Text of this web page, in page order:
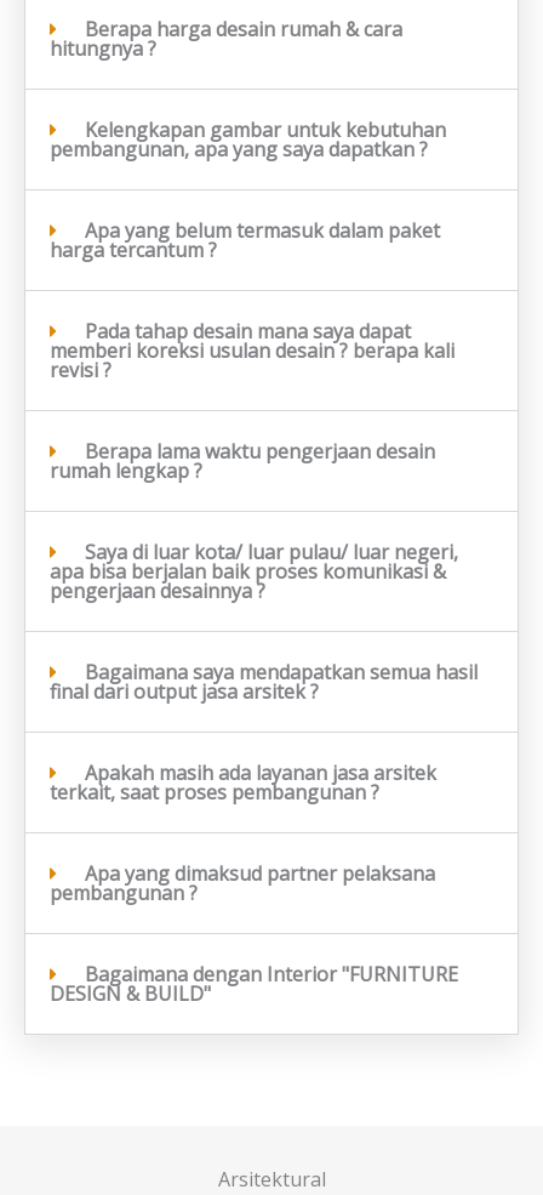
Berapa harga desain rumah & cara
hitungnya ?
Kelengkapan gambar untuk kebutuhan
pembangunan, apa yang saya dapatkan ?
Apa yang belum termasuk dalam paket
harga tercantum ?
Pada tahap desain mana saya dapat
memberi koreksi usulan desain ? berapa kali
revisi ?
Berapa lama waktu pengerjaan desain
rumah lengkap ?
Saya di luar kota/ luar pulau/ luar negeri,
apa bisa berjalan baik proses komunikasi &
pengerjaan desainnya ?
Bagaimana saya mendapatkan semua hasil
final dari output jasa arsitek ?
Apakah masih ada layanan jasa arsitek
terkait, saat proses pembangunan ?
Apa yang dimaksud partner pelaksana
pembangunan ?
Bagaimana dengan Interior "FURNITURE
DESIGN & BUILD"
Arsitektural